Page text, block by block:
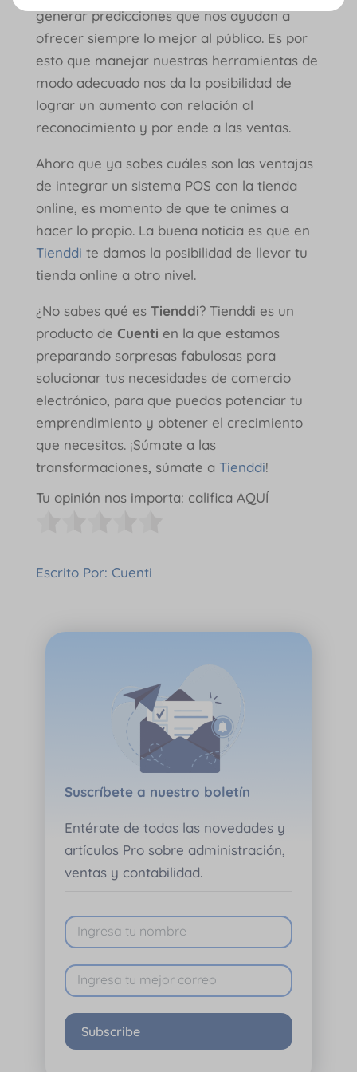
generar predicciones que nos ayudan a
ofrecer siempre lo mejor al público. Es por
esto que manejar nuestras herramientas de
modo adecuado nos da la posibilidad de
lograr un aumento con relación al
reconocimiento y por ende a las ventas.
Ahora que ya sabes cuáles son las ventajas
de integrar un sistema POS con la tienda
online, es momento de que te animes a
hacer lo propio. La buena noticia es que en
Tienddi te damos la posibilidad de llevar tu
tienda online a otro nivel.
¿No sabes qué es Tienddi? Tienddi es un
producto de Cuenti en la que estamos
preparando sorpresas fabulosas para
solucionar tus necesidades de comercio
electrónico, para que puedas potenciar tu
emprendimiento y obtener el crecimiento
que necesitas. ¡Súmate a las
transformaciones, súmate a Tienddi!
Tu opinión nos importa: califica AQUÍ
Escrito Por: Cuenti
Suscríbete a nuestro boletín
Entérate de todas las novedades y
artículos Pro sobre administración,
ventas y contabilidad.
Subscribe